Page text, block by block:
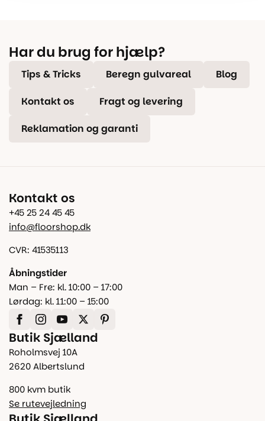
Har du brug for hjælp?
Tips & Tricks Beregn gulvareal Blog
Kontakt os Fragt og levering
Reklamation og garanti
Kontakt os
+45 25 24 45 45
info@floorshop.dk
CVR: 41535113
Åbningstider
Man – Fre: kl. 10:00 – 17:00
Lørdag: kl. 11:00 – 15:00
Butik Sjælland
Roholmsvej 10A
2620 Albertslund
800 kvm butik
Se rutevejledning